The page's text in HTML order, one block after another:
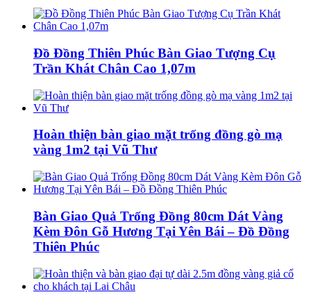
Đồ Đồng Thiên Phúc Bàn Giao Tượng Cụ
Trần Khát Chân Cao 1,07m
Hoàn thiện bàn giao mặt trống đồng gò mạ
vàng 1m2 tại Vũ Thư
Bàn Giao Quả Trống Đồng 80cm Dát Vàng
Kèm Đôn Gỗ Hương Tại Yên Bái – Đồ Đồng
Thiên Phúc